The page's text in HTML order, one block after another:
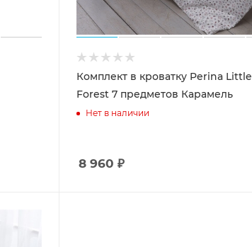
Комплект в кроватку Perina Little
Forest 7 предметов Карамель
Нет в наличии
8 960 ₽